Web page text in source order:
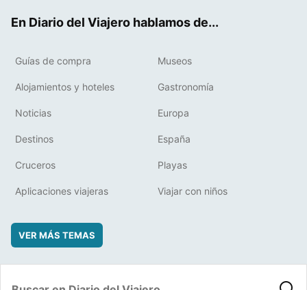
En Diario del Viajero hablamos de...
Guías de compra Museos
Alojamientos y hoteles Gastronomía
Noticias Europa
Destinos España
Cruceros Playas
Aplicaciones viajeras Viajar con niños
VER MÁS TEMAS